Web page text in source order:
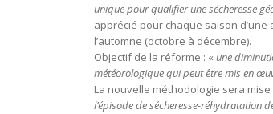
unique pour qualifier une sécheresse
apprécié pour chaque saison d’une
l’automne (octobre à décembre).
Objectif de la réforme : « une
météorologique qui peut être mis en
La nouvelle méthodologie sera
l’épisode de sécheresse-réhydratation